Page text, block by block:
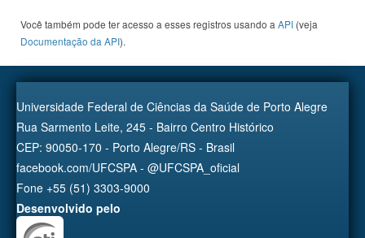
Você também pode ter acesso a esses registros usando a API (veja
Documentação da API).
Universidade Federal de Ciências da Saúde de Porto Alegre
Rua Sarmento Leite, 245 - Bairro Centro Histórico
CEP: 90050-170 - Porto Alegre/RS - Brasil
facebook.com/UFCSPA - @UFCSPA_oficial
Fone +55 (51) 3303-9000
Desenvolvido pelo